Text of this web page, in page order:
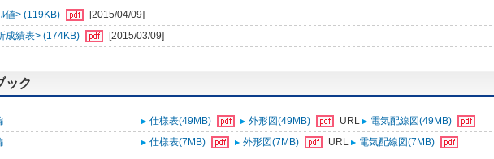
値> (119KB)
[2015/04/09]
成績表> (174KB)
[2015/03/09]
ック
仕様表(49MB) 外形図(49MB) URL
電気配線図(49MB)
仕様表(7MB) 外形図(7MB) URL 電気配線図(7MB)